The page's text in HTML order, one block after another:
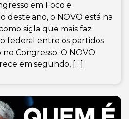
em Foco e
deste ano, o NOVO está na
sigla que mais faz
federal entre os partidos
Congresso. O NOVO
em segundo, […]